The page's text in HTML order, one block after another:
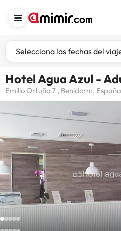
Selecciona las fechas del
Hotel Agua Azul -
Emilio Ortuño 7 , Benidorm, España